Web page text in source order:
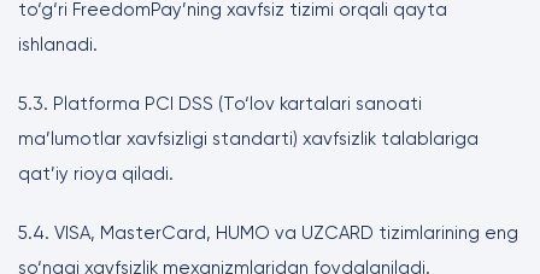
to‘g‘ri FreedomPay’ning xavfsiz tizimi orqali qayta
ishlanadi.
5.3. Platforma PCI DSS (To‘lov kartalari sanoati
ma’lumotlar xavfsizligi standarti) xavfsizlik talablariga
qat’iy rioya qiladi.
5.4. VISA, MasterCard, HUMO va UZCARD tizimlarining eng
so‘nggi xavfsizlik mexanizmlaridan foydalaniladi.